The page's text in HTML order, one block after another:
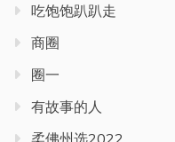
吃饱饱趴趴走
商圈
圈一
有故事的人
柔佛州选2022